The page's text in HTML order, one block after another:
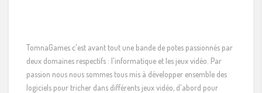
TomnaGames c'est avant tout une bande de potes passionnés par
deux domaines respectifs : l'informatique et les jeux vidéo. Par
passion nous nous sommes tous mis à développer ensemble des
logiciels pour tricher dans différents jeux vidéo, d'abord pour